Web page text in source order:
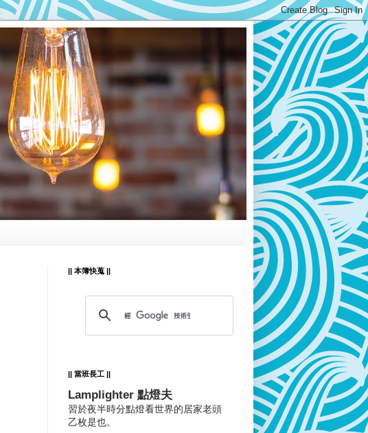
|| 本簿快蒐 ||
|| 當班長工 ||
Lamplighter 點燈夫
習於夜半時分點燈看世界的居家老頭
乙枚是也。